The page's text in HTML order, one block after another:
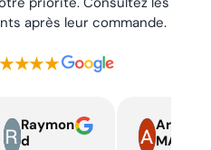
après leur commande.
Raymon
d
Armand
MARTIN